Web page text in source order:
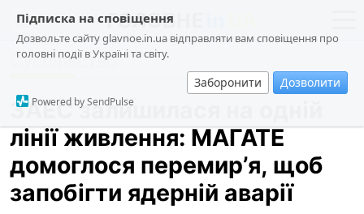
Підписка на сповіщення
Дозвольте сайту glavnoe.in.ua відправляти вам сповіщення про
головні події в Україні та світу.
Заборонити Дозволити
Powered by SendPulse
новини
про проєкт
суспільство
події
кримінал
техно
Суспільство
ЗАЕС залишилася на одній
лінії живлення: МАГАТЕ
домоглося перемир’я, щоб
запобігти ядерній аварії